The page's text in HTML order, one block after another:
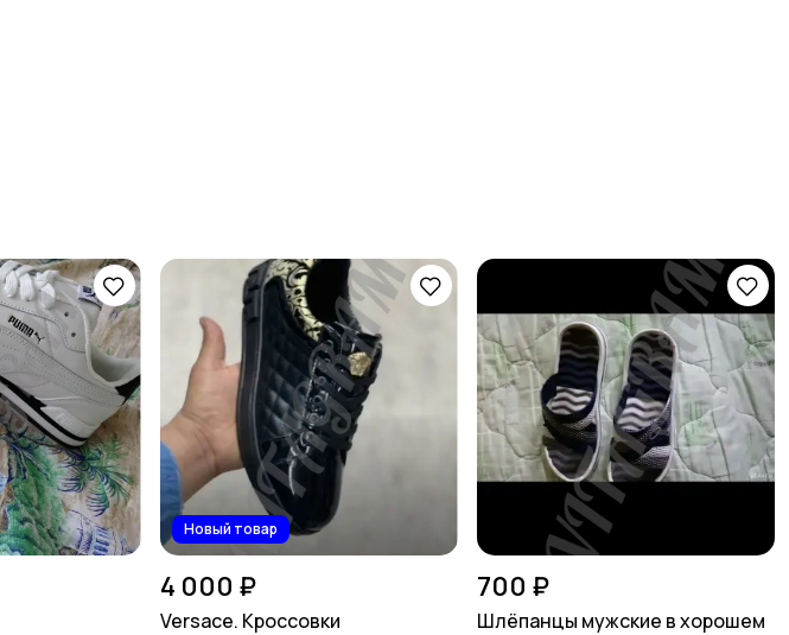
Новый товар
4 000 ₽
Versace. Кроссовки
700 ₽
Шлёпанцы мужские в хорошем